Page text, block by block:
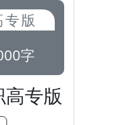
版
字
专版